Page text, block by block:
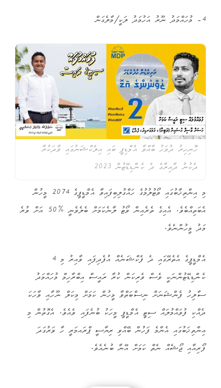
4- މުހައްމަދު ނޫރު އަހުމަދު ލަކީ/މާލެގަން
ހޮނިހިރު ދުވަހު ބާއްވާ އެމްޑިޕީ ބައި އިލެކްޝަނުގައި ވާދަކުރާ
ދެކުނު ދާއިރާގެ ދެ ކެންޑިޑޭޓުން 2023
މި އިންތިޚާބުގައި ވޯޓުލުމުގެ ހައްގުލިބިފައިވާ އެމްޑީޕީގެ 2074 މީހުން
އެބަތިއްބެވެ. އެއިގެ ތެރެއިން ވޯޓު ލާނެކަމަށް ބެލެވެނީ %50 އަށް ވުރެ
މަދު މީހުންނެވެ.
އެމްޑީޕީގެ އެތެރޭގައި ދެ ފެކްޝަނެއް އުފެދިފައި ވާއިރު މި 4
ކެންޑިޑޭޓުންނަކީ ވެސް ވެރިކަން ކުރާ ރައީސް އިބްރާހިމް މުހައްމަދު
ސާލިހު ފެންޝަނަށް ނިސްބަތްވާ މީހުން ކަމަށް މިކަލް ނޫހާއި ވާހަކަ
ދެއްކި ފުވައްމުލައް ސިޓީ އެމްޑީޕީ މީހަކު ބުނެފައި ވެއެވެ. އެގޮތުން މި
އިންތިޚަބުގައި އެންމެ ފަހުން ބޭއްވި ރިޔާސީ ޕްރައމަރީ ހާ ވަރުގަދަ
ފޯރިއާއި ޖޯޝެއް ނެތް ކަމަށް އޭނާ ބުނެއެވެ.